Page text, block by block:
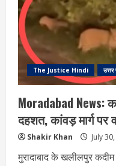
से
अधिक
अवैध
दुकानें
ध्वस्त
The Justice Hindi
Moradabad News:
दहशत, कांवड़ मार्ग पर
Shakir Khan July
मुरादाबाद के खलीलपुर कदीम